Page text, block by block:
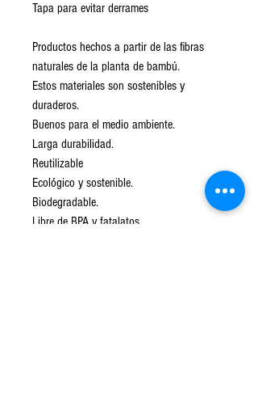
Tapa para evitar derrames
Productos hechos a partir de las fibras
naturales de la planta de bambú.
Estos materiales son sostenibles y
duraderos.
Buenos para el medio ambiente.
Larga durabilidad.
Reutilizable
Ecológico y sostenible.
Biodegradable.
Libre de BPA y fatalatos.